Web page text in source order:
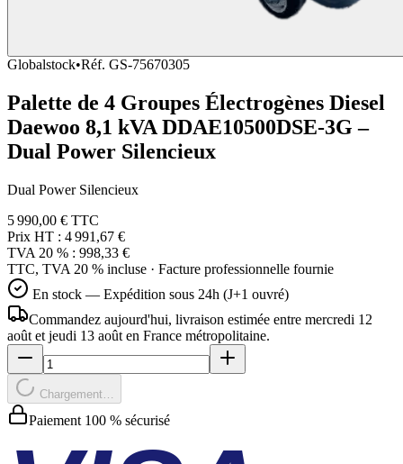
Globalstock•Réf. GS-75670305
Palette de 4 Groupes Électrogènes Diesel
Daewoo 8,1 kVA DDAE10500DSE-3G –
Dual Power Silencieux
Dual Power Silencieux
5 990,00 € TTC
Prix HT : 4 991,67 €
TVA 20 % : 998,33 €
TTC, TVA 20 % incluse · Facture professionnelle fournie
En stock — Expédition sous 24h (J+1 ouvré)
Commandez aujourd'hui, livraison estimée entre mercredi 12
août et jeudi 13 août en France métropolitaine.
Chargement…
Paiement 100 % sécurisé